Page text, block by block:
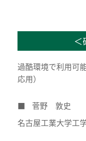
＜
過酷環境で利用可
応用）
■
菅野 敦史
名古屋工業大学工